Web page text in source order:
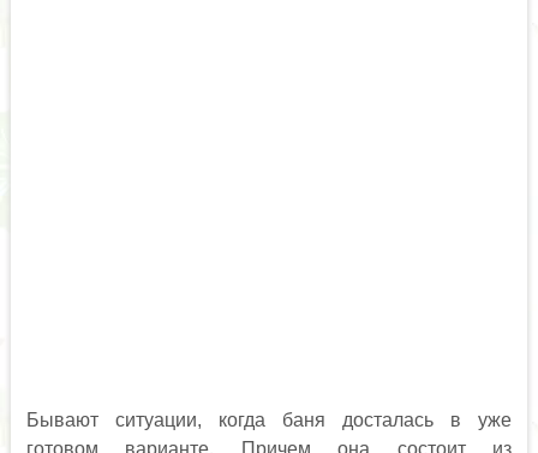
Бывают ситуации, когда баня досталась в уже
готовом варианте. Причем она состоит из